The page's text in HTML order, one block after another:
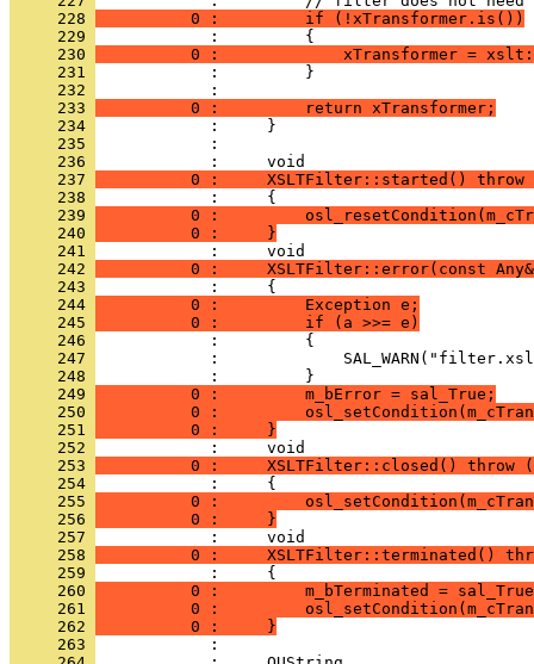
     228
          0 :         if (!xTransformer.is())
     229
     230
0 :             xTransformer =
     231
     232
     233
          0 :         return xTransformer;
     234
     235
            :
     236
     237
0 :     XSLTFilter::started()
     238
     239
0 :
     240
          0 :     }
     241
     242
0 :     XSLTFilter::error(const
     243
     244
          0 :         Exception e;
     245
          0 :         if (a >>= e)
     246
     247
     248
     249
          0 :         m_bError = sal_True;
     250
0 :
     251
          0 :     }
     252
     253
0 :     XSLTFilter::closed() throw
     254
     255
0 :
     256
          0 :     }
     257
     258
0 :     XSLTFilter::terminated()
     259
     260
0 :         m_bTerminated =
     261
0 :
     262
          0 :     }
     263
            :